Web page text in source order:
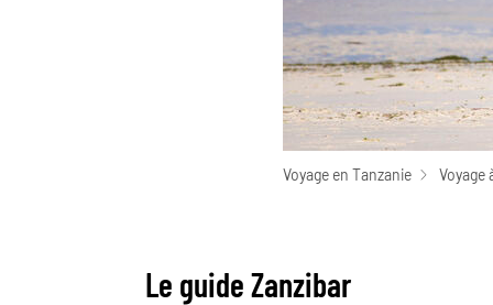
Voyage en Tanzanie Voyage
Le guide Zanzibar